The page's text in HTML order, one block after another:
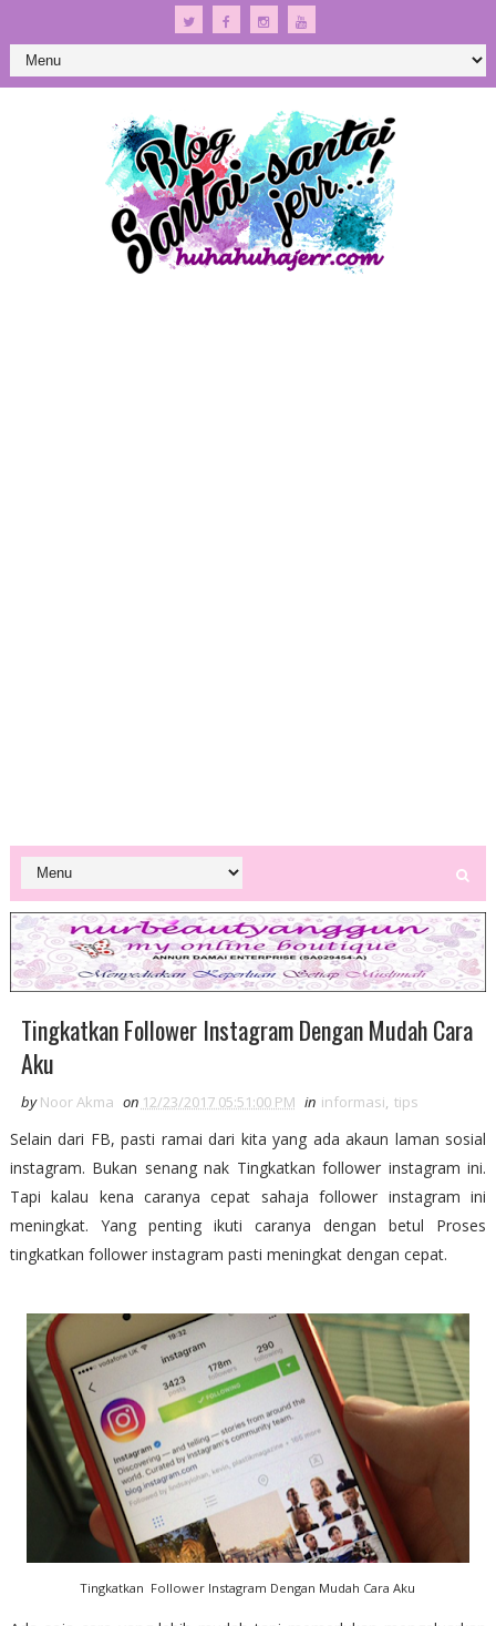
Tingkatkan Follower Instagram Dengan Mudah Cara
Aku
by Noor Akma on 12/23/2017 05:51:00 PM in informasi, tips
Selain dari FB, pasti ramai dari kita yang ada akaun laman sosial
instagram. Bukan senang nak Tingkatkan follower instagram ini.
Tapi kalau kena caranya cepat sahaja follower instagram ini
meningkat. Yang penting ikuti caranya dengan betul Proses
tingkatkan follower instagram pasti meningkat dengan cepat.
Tingkatkan Follower Instagram Dengan Mudah Cara Aku